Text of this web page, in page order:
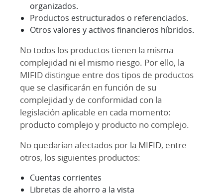
organizados.
Productos estructurados o referenciados.
Otros valores y activos financieros híbridos.
No todos los productos tienen la misma
complejidad ni el mismo riesgo. Por ello, la
MIFID distingue entre dos tipos de productos
que se clasificarán en función de su
complejidad y de conformidad con la
legislación aplicable en cada momento:
producto complejo y producto no complejo.
No quedarían afectados por la MIFID, entre
otros, los siguientes productos:
Cuentas corrientes
Libretas de ahorro a la vista